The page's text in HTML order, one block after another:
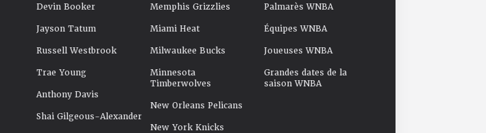
Devin Booker
Jayson Tatum
Russell Westbrook
Trae Young
Anthony Davis
Shai Gilgeous-Alexander
Memphis Grizzlies
Miami Heat
Milwaukee Bucks
Minnesota
Timberwolves
New Orleans Pelicans
New York Knicks
Palmarès WNBA
Équipes WNBA
Joueuses WNBA
Grandes dates de la
saison WNBA